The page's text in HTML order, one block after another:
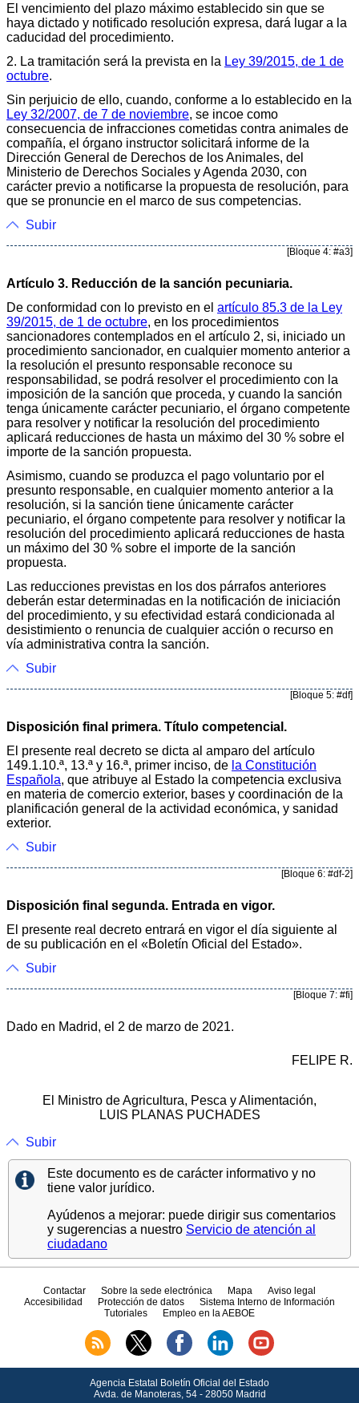
El vencimiento del plazo máximo establecido sin que se
haya dictado y notificado resolución expresa, dará lugar a la
caducidad del procedimiento.
2. La tramitación será la prevista en la Ley 39/2015, de 1 de
octubre.
Sin perjuicio de ello, cuando, conforme a lo establecido en la
Ley 32/2007, de 7 de noviembre, se incoe como
consecuencia de infracciones cometidas contra animales de
compañía, el órgano instructor solicitará informe de la
Dirección General de Derechos de los Animales, del
Ministerio de Derechos Sociales y Agenda 2030, con
carácter previo a notificarse la propuesta de resolución, para
que se pronuncie en el marco de sus competencias.
Subir
[Bloque 4: #a3]
Artículo 3. Reducción de la sanción pecuniaria.
De conformidad con lo previsto en el artículo 85.3 de la Ley
39/2015, de 1 de octubre, en los procedimientos
sancionadores contemplados en el artículo 2, si, iniciado un
procedimiento sancionador, en cualquier momento anterior a
la resolución el presunto responsable reconoce su
responsabilidad, se podrá resolver el procedimiento con la
imposición de la sanción que proceda, y cuando la sanción
tenga únicamente carácter pecuniario, el órgano competente
para resolver y notificar la resolución del procedimiento
aplicará reducciones de hasta un máximo del 30 % sobre el
importe de la sanción propuesta.
Asimismo, cuando se produzca el pago voluntario por el
presunto responsable, en cualquier momento anterior a la
resolución, si la sanción tiene únicamente carácter
pecuniario, el órgano competente para resolver y notificar la
resolución del procedimiento aplicará reducciones de hasta
un máximo del 30 % sobre el importe de la sanción
propuesta.
Las reducciones previstas en los dos párrafos anteriores
deberán estar determinadas en la notificación de iniciación
del procedimiento, y su efectividad estará condicionada al
desistimiento o renuncia de cualquier acción o recurso en
vía administrativa contra la sanción.
Subir
[Bloque 5: #df]
Disposición final primera. Título competencial.
El presente real decreto se dicta al amparo del artículo
149.1.10.ª, 13.ª y 16.ª, primer inciso, de la Constitución
Española, que atribuye al Estado la competencia exclusiva
en materia de comercio exterior, bases y coordinación de la
planificación general de la actividad económica, y sanidad
exterior.
Subir
[Bloque 6: #df-2]
Disposición final segunda. Entrada en vigor.
El presente real decreto entrará en vigor el día siguiente al
de su publicación en el «Boletín Oficial del Estado».
Subir
[Bloque 7: #fi]
Dado en Madrid, el 2 de marzo de 2021.
FELIPE R.
El Ministro de Agricultura, Pesca y Alimentación,
LUIS PLANAS PUCHADES
Subir
Este documento es de carácter informativo y no
tiene valor jurídico.
Ayúdenos a mejorar: puede dirigir sus comentarios
y sugerencias a nuestro Servicio de atención al
ciudadano
Contactar Sobre la sede electrónica Mapa
Aviso legal
Accesibilidad
Protección de datos
Sistema Interno de Información
Tutoriales
Empleo en la AEBOE
Agencia Estatal Boletín Oficial del Estado
Avda.de Manoteras, 54 - 28050 Madrid